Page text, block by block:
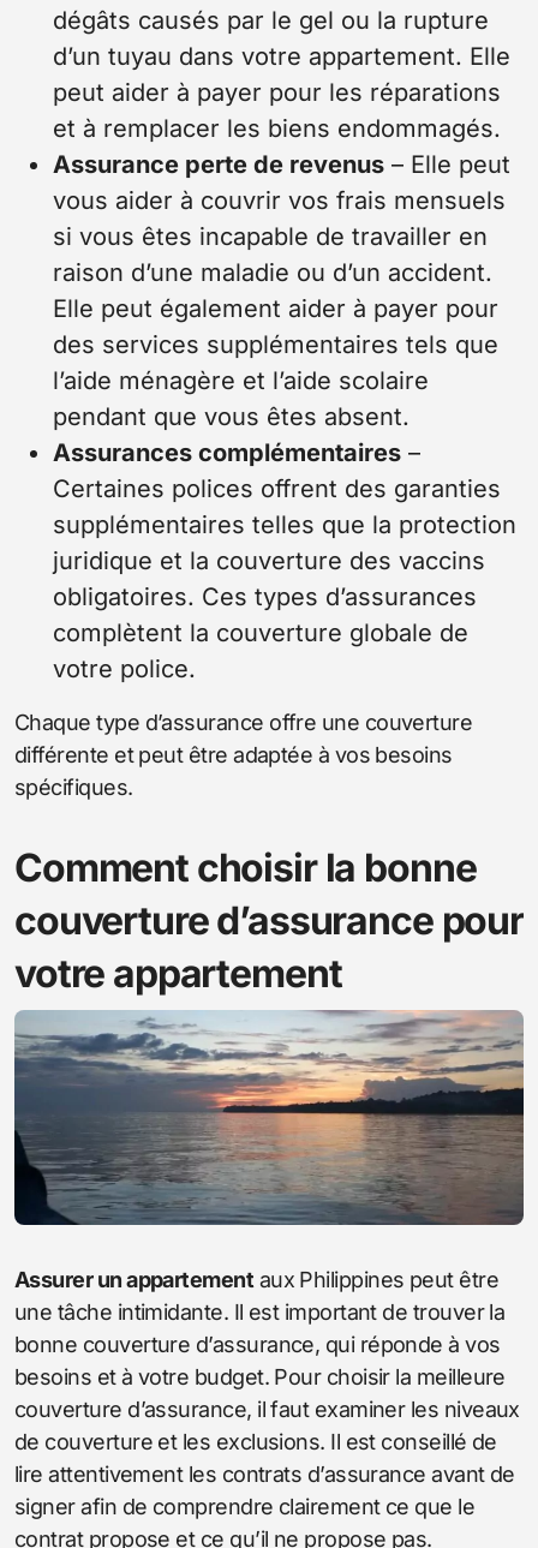
dégâts causés par le gel ou la rupture
d’un tuyau dans votre appartement. Elle
peut aider à payer pour les réparations
et à remplacer les biens endommagés.
Assurance perte de revenus – Elle peut
vous aider à couvrir vos frais mensuels
si vous êtes incapable de travailler en
raison d’une maladie ou d’un accident.
Elle peut également aider à payer pour
des services supplémentaires tels que
l’aide ménagère et l’aide scolaire
pendant que vous êtes absent.
Assurances complémentaires –
Certaines polices offrent des garanties
supplémentaires telles que la protection
juridique et la couverture des vaccins
obligatoires. Ces types d’assurances
complètent la couverture globale de
votre police.
Chaque type d’assurance offre une couverture
différente et peut être adaptée à vos besoins
spécifiques.
Comment choisir la bonne
couverture d’assurance pour
votre appartement
Assurer un appartement aux Philippines peut être
une tâche intimidante. Il est important de trouver la
bonne couverture d’assurance, qui réponde à vos
besoins et à votre budget. Pour choisir la meilleure
couverture d’assurance, il faut examiner les niveaux
de couverture et les exclusions. Il est conseillé de
lire attentivement les contrats d’assurance avant de
signer afin de comprendre clairement ce que le
contrat propose et ce qu’il ne propose pas.